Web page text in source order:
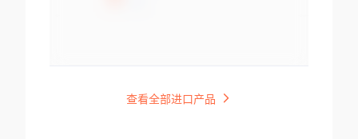
查看全部进口产品